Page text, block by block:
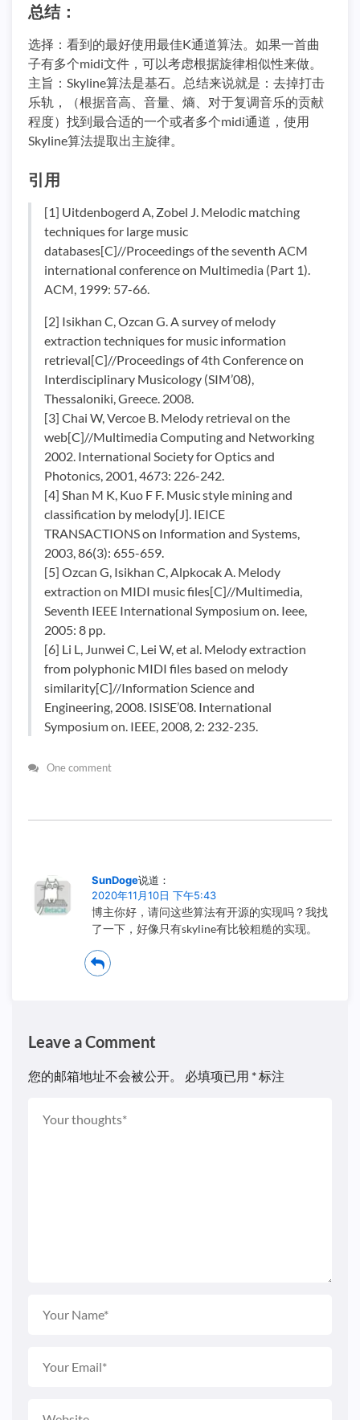
总结：
选择：看到的最好使用最佳K通道算法。如果一首曲
子有多个midi文件，可以考虑根据旋律相似性来做。
主旨：Skyline算法是基石。总结来说就是：去掉打击
乐轨，（根据音高、音量、熵、对于复调音乐的贡献
程度）找到最合适的一个或者多个midi通道，使用
Skyline算法提取出主旋律。
引用
[1] Uitdenbogerd A, Zobel J. Melodic matching
techniques for large music
databases[C]//Proceedings of the seventh ACM
international conference on Multimedia (Part 1).
ACM, 1999: 57-66.
[2] Isikhan C, Ozcan G. A survey of melody
extraction techniques for music information
retrieval[C]//Proceedings of 4th Conference on
Interdisciplinary Musicology (SIM’08),
Thessaloniki, Greece. 2008.
[3] Chai W, Vercoe B. Melody retrieval on the
web[C]//Multimedia Computing and Networking
2002. International Society for Optics and
Photonics, 2001, 4673: 226-242.
[4] Shan M K, Kuo F F. Music style mining and
classification by melody[J]. IEICE
TRANSACTIONS on Information and Systems,
2003, 86(3): 655-659.
[5] Ozcan G, Isikhan C, Alpkocak A. Melody
extraction on MIDI music files[C]//Multimedia,
Seventh IEEE International Symposium on. Ieee,
2005: 8 pp.
[6] Li L, Junwei C, Lei W, et al. Melody extraction
from polyphonic MIDI files based on melody
similarity[C]//Information Science and
Engineering, 2008. ISISE’08. International
Symposium on. IEEE, 2008, 2: 232-235.
One comment
SunDoge说道：
2020年11月10日 下午5:43
博主你好，请问这些算法有开源的实现吗？我找
了一下，好像只有skyline有比较粗糙的实现。
Leave a Comment
您的邮箱地址不会被公开。 必填项已用 *标注